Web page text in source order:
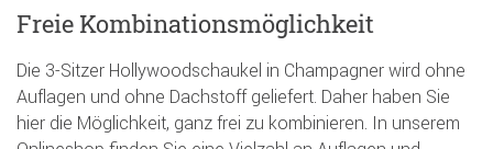
Freie Kombinationsmöglichkeit
Die 3-Sitzer Hollywoodschaukel in Champagner wird ohne
Auflagen und ohne Dachstoff geliefert. Daher haben Sie
hier die Möglichkeit, ganz frei zu kombinieren. In unserem